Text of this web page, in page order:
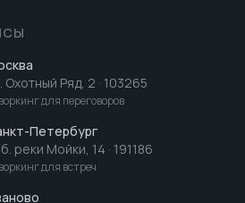
Охотный Ряд, 2 · 103265
для переговоров
Петербург
реки Мойки, 14 · 191186
для встреч